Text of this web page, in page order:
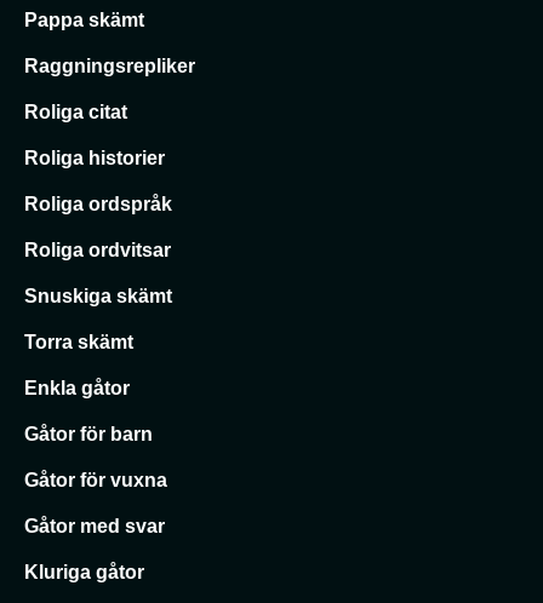
Pappa skämt
Raggningsrepliker
Roliga citat
Roliga historier
Roliga ordspråk
Roliga ordvitsar
Snuskiga skämt
Torra skämt
Enkla gåtor
Gåtor för barn
Gåtor för vuxna
Gåtor med svar
Kluriga gåtor